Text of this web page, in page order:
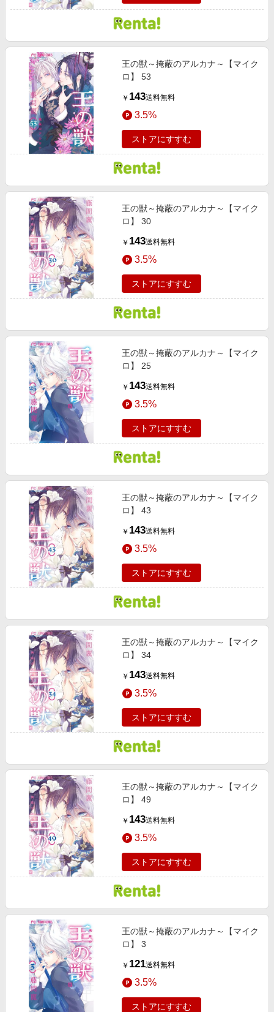
王の獣～掩蔽のアルカナ～【マイク
ロ】 53
￥ 143送料無料
3.5%
ストアにすすむ
王の獣～掩蔽のアルカナ～【マイク
ロ】 30
￥ 143送料無料
3.5%
ストアにすすむ
王の獣～掩蔽のアルカナ～【マイク
ロ】 25
￥ 143送料無料
3.5%
ストアにすすむ
王の獣～掩蔽のアルカナ～【マイク
ロ】 43
￥ 143送料無料
3.5%
ストアにすすむ
王の獣～掩蔽のアルカナ～【マイク
ロ】 34
￥ 143送料無料
3.5%
ストアにすすむ
王の獣～掩蔽のアルカナ～【マイク
ロ】 49
￥ 143送料無料
3.5%
ストアにすすむ
王の獣～掩蔽のアルカナ～【マイク
ロ】 3
￥ 121送料無料
3.5%
ストアにすすむ